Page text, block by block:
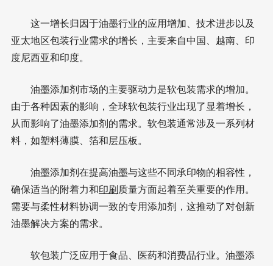
这一增长归因于油墨行业的应用增加、技术进步以及
亚太地区包装行业需求的增长，主要来自中国、越南、印
度尼西亚和印度。
油墨添加剂市场的主要驱动力是软包装需求的增加。
由于各种因素的影响，全球软包装行业出现了显着增长，
从而影响了油墨添加剂的需求。软包装通常涉及一系列材
料，如塑料薄膜、箔和层压板。
油墨添加剂在提高油墨与这些不同承印物的相容性，
确保适当的附着力和印刷 质量方面起着至关重要的作用。
需要与柔性材料协调一致的专用添加剂，这推动了对创新
油墨解决方案的需求。
软包装广泛应用于食品、医药和消费品行业。油墨添